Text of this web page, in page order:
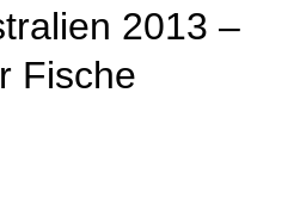
2013 –
Fische